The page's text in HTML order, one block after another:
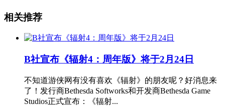
相关推荐
B社宣布《辐射4：周年版》将于2月24日
不知道游侠网有没有喜欢《辐射》的朋友呢？好消息来
了！发行商Bethesda Softworks和开发商Bethesda Game
Studios正式宣布：《辐射...